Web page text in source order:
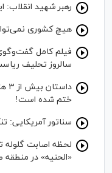
رهبر شهید انقلاب:
هیچ کشوری
فیلم کامل
سالروز تحلیف
ختم شده است!
سناتور آمریکایی:
لحظه اصابت گلوله
«الحنیه» در منطقه